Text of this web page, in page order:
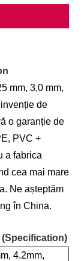
mm, 3,0 mm,
de
o garanție de
PVC +
a fabrica
cea mai mare
Ne așteptăm
în China.
(Specification)
4.2mm,